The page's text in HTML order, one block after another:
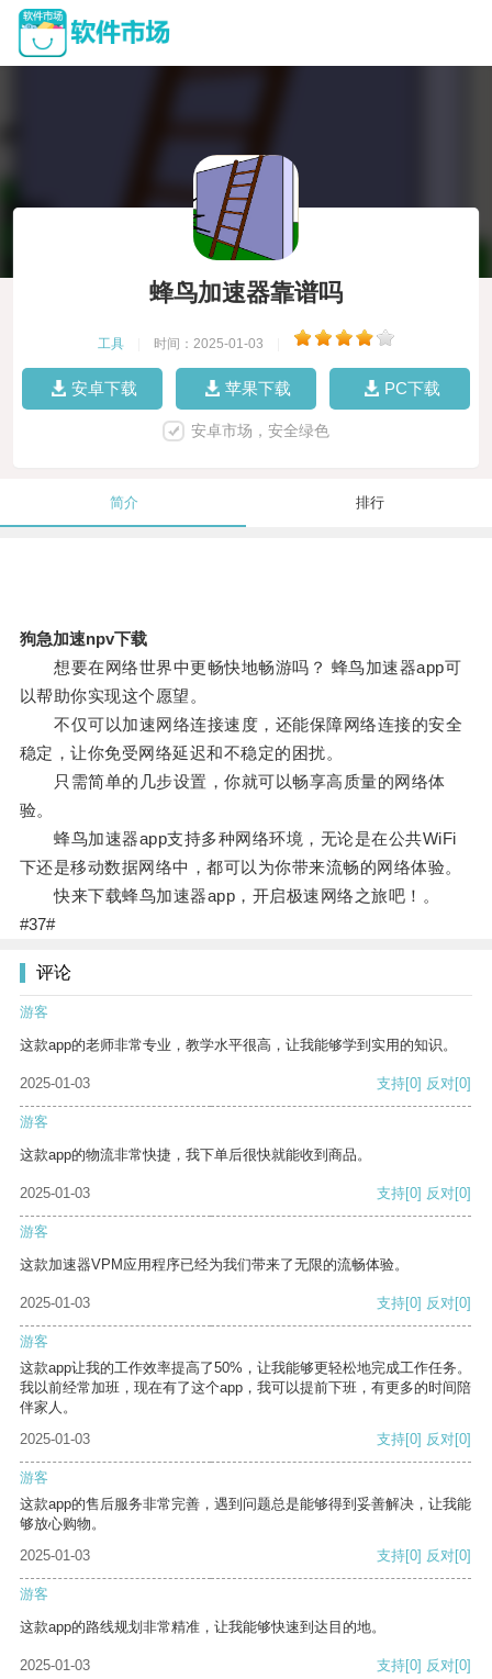
蜂鸟加速器靠谱吗
工具 时间：2025-01-03
安卓下载 苹果下载 PC下载
安卓市场，安全绿色
简介 排行
狗急加速npv下载
想要在网络世界中更畅快地畅游吗？ 蜂鸟加速器app可
以帮助你实现这个愿望。
不仅可以加速网络连接速度，还能保障网络连接的安全
稳定，让你免受网络延迟和不稳定的困扰。
只需简单的几步设置，你就可以畅享高质量的网络体
验。
蜂鸟加速器app支持多种网络环境，无论是在公共WiFi
下还是移动数据网络中，都可以为你带来流畅的网络体验。
快来下载蜂鸟加速器app，开启极速网络之旅吧！。
#37#
评论
游客
这款app的老师非常专业，教学水平很高，让我能够学到实用的知识。
2025-01-03 支持[0] 反对[0]
游客
这款app的物流非常快捷，我下单后很快就能收到商品。
2025-01-03 支持[0] 反对[0]
游客
这款加速器VPM应用程序已经为我们带来了无限的流畅体验。
2025-01-03 支持[0] 反对[0]
游客
这款app让我的工作效率提高了50%，让我能够更轻松地完成工作任务。
我以前经常加班，现在有了这个app，我可以提前下班，有更多的时间陪
伴家人。
2025-01-03
支持[0] 反对[0]
游客
这款app的售后服务非常完善，遇到问题总是能够得到妥善解决，让我能
够放心购物。
2025-01-03
支持[0] 反对[0]
游客
这款app的路线规划非常精准，让我能够快速到达目的地。
2025-01-03 支持[0] 反对[0]